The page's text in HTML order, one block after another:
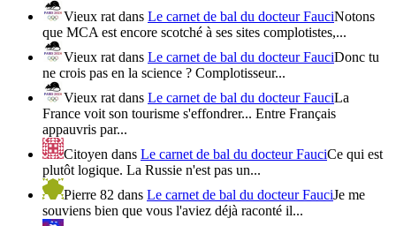
Vieux rat dans Le carnet de bal du docteur FauciNotons
que MCA est encore scotché à ses sites complotistes,...
Vieux rat dans Le carnet de bal du docteur FauciDonc tu
ne crois pas en la science ? Complotisseur...
Vieux rat dans Le carnet de bal du docteur FauciLa
France voit son tourisme s'effondrer... Entre Français
appauvris par...
Citoyen dans Le carnet de bal du docteur FauciCe qui est
plutôt logique. La Russie n'est pas un...
Pierre 82 dans Le carnet de bal du docteur FauciJe me
souviens bien que vous l'aviez déjà raconté il...